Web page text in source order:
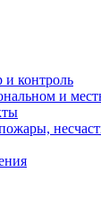
и контроль
и